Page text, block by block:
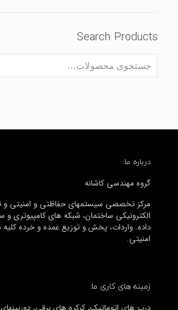
Search Products
درباره ما:
گروه مهندسی کاشانه
مرکز تخصصی سیستمهای حفاظتی و امنیتی و
الکترونیکی ساختمان، شبکه های کامپیوتری و
داده. واردات، پخش و توزیع عمده و خرده
امنیتی.
زمینه های کاری ما: